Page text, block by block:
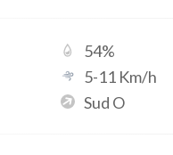
54%
5-11 Km/h
Sud O